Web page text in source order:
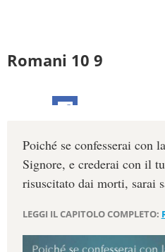
Romani 10 9
Poiché se confesserai con
Signore, e crederai con il
risuscitato dai morti, sarai
LEGGI IL CAPITOLO COMPLETO: